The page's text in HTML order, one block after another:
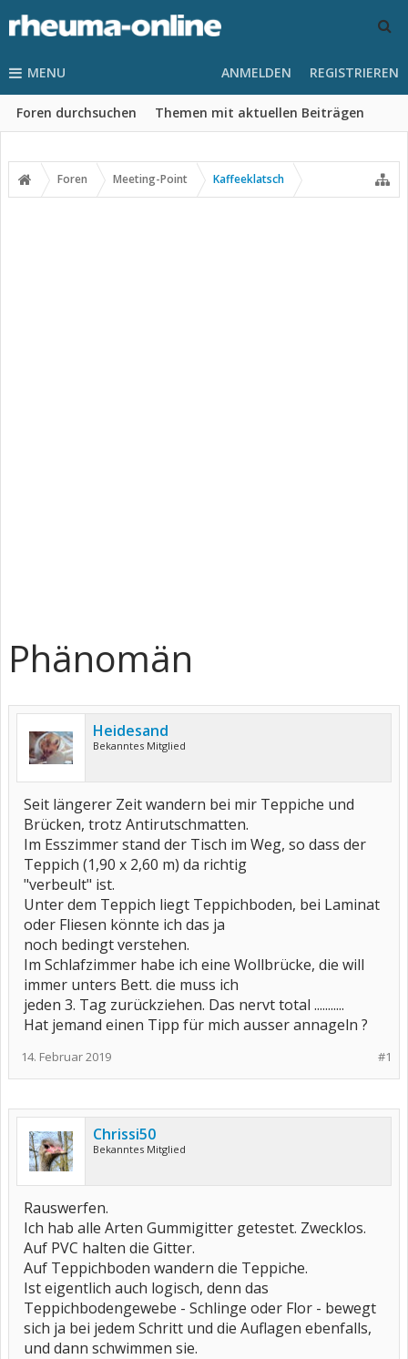
MENU
Foren durchsuchen Themen mit aktuellen Beiträgen
ANMELDEN REGISTRIEREN
Foren Meeting-Point Kaffeeklatsch
Phänomän
Heidesand
Bekanntes Mitglied
Seit längerer Zeit wandern bei mir Teppiche und
Brücken, trotz Antirutschmatten.
Im Esszimmer stand der Tisch im Weg, so dass der
Teppich (1,90 x 2,60 m) da richtig
"verbeult" ist.
Unter dem Teppich liegt Teppichboden, bei Laminat
oder Fliesen könnte ich das ja
noch bedingt verstehen.
Im Schlafzimmer habe ich eine Wollbrücke, die will
immer unters Bett. die muss ich
jeden 3. Tag zurückziehen. Das nervt total ...........
Hat jemand einen Tipp für mich ausser annageln ?
#1
14. Februar 2019
Chrissi50
Bekanntes Mitglied
Rauswerfen.
Ich hab alle Arten Gummigitter getestet. Zwecklos.
Auf PVC halten die Gitter.
Auf Teppichboden wandern die Teppiche.
Ist eigentlich auch logisch, denn das
Teppichbodengewebe - Schlinge oder Flor - bewegt
sich ja bei jedem Schritt und die Auflagen ebenfalls,
und dann schwimmen sie.